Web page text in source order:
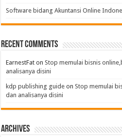
Software bidang Akuntansi Online
Recent Comments
EarnestFat onStop memulai bisnis
analisanya disini
kdp publishing guide onStop memulai
dan analisanya disini
Archives